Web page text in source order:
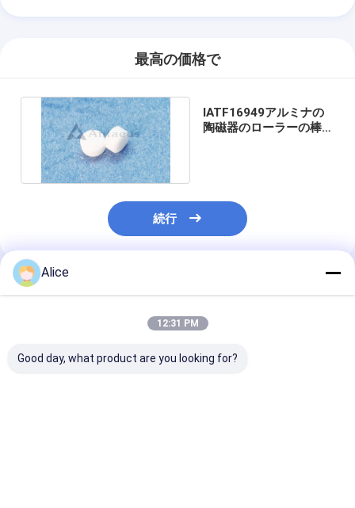
最高の価格で
IATF16949アルミナの
陶磁器のローラーの棒の
続行
推薦されたプロダクト
Alice
12:31 PM
Good day, what product are you looking for?